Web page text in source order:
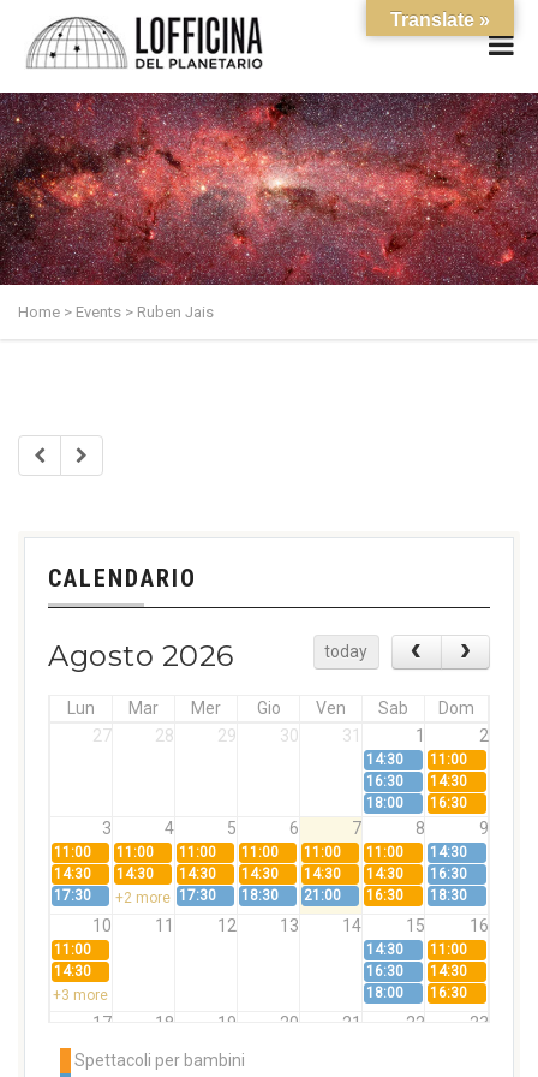
Home > Events > Ruben Jais
CALENDARIO
Agosto 2026 today
Lun Mar Mer Gio Ven Sab
Dom
27
28 29 30 31 1 2
14:30
11:00
16:30
14:30
18:00
16:30
3 4 5 6 7 8 9
11:00 11:00 11:00 11:00 11:00 11:00
14:30
14:30
14:30 14:30 14:30 14:30 14:30
16:30
17:30
+2 more 17:30 18:30 21:00 16:30 18:30
10 11 12 13 14 15 16
11:00 14:30
11:00
14:30
16:30
14:30
+3 more
18:00 16:30
17 18 19 20 21 22 23
11:00
14:30
14:30 14:30 14:30
Spettacoli per bambini
Translate »